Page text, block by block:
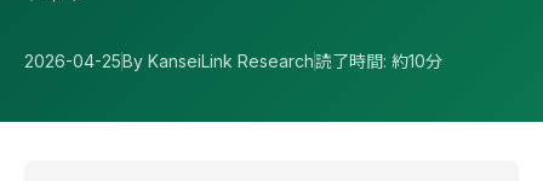
2026-04-25By KanseiLink Research読了時間: 約10分